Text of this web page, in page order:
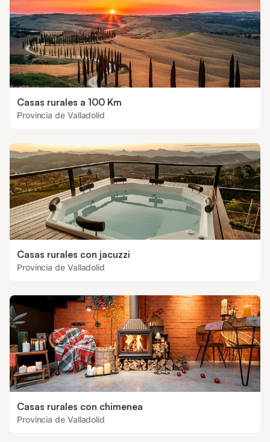
Casas rurales a 100 Km
Provincia de Valladolid
Casas rurales con jacuzzi
Provincia de Valladolid
Casas rurales con chimenea
Provincia de Valladolid